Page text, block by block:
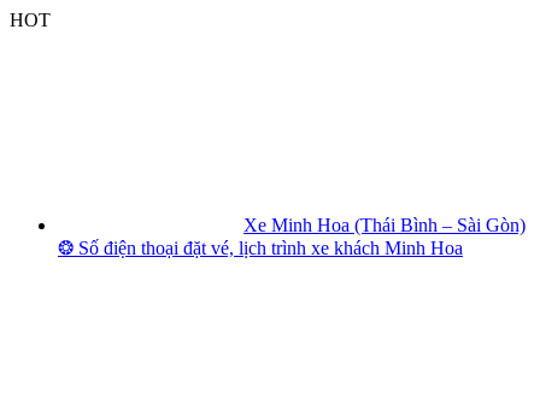
Skip
HOT
Xe Minh Hoa (Thái Bình – Sài Gòn)
❂ Số điện thoại đặt vé, lịch trình xe khách Minh Hoa